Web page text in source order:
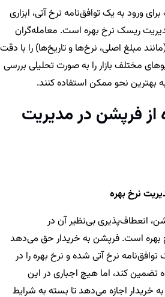
ورود به یک توافق‌نامه نرخ آتی، ابزاری
ریسک نرخ بهره است. معامله‌گران
مبلغ اصلی، نرخ‌ها و تاریخ‌ها) را با دقت
مختلف بازار را به صورت تحلیلی بررسی
به بهترین نحو ممکن استفاده کنند.
از فرپشن در مدیریت
انعطاف‌پذیری بی‌نظیر آن در
بهره است. فرپشن به خریدار حق می‌دهد
نرخ آتی شده و نرخ بهره را در
کند، اما هیچ اجباری در این
اجازه می‌دهد تا بسته به شرایط